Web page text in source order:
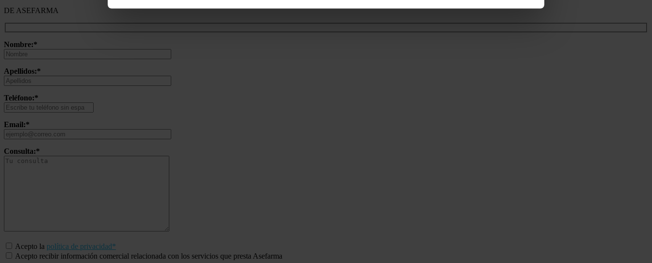
DE ASEFARMA
Nombre:*
Apellidos:*
Teléfono:*
Email:*
Consulta:*
Acepto la política de privacidad*
Acepto recibir información comercial relacionada con los servicios que presta Asefarma